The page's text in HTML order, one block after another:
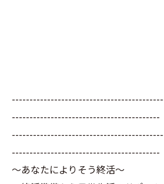
------------------------------------------
------------------------------------------
～あなたによりそう終活～